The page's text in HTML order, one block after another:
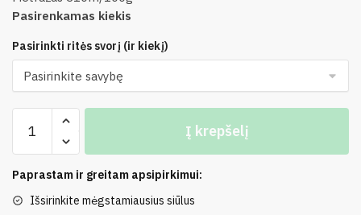
Pasirenkamas kiekis
Pasirinkti ritės svorį (ir kiekį)
kiekis:
20%
Šilkas,
50%
Į krepšelį
Paprastam ir greitam apsipirkimui:
Išsirinkite mėgstamiausius siūlus